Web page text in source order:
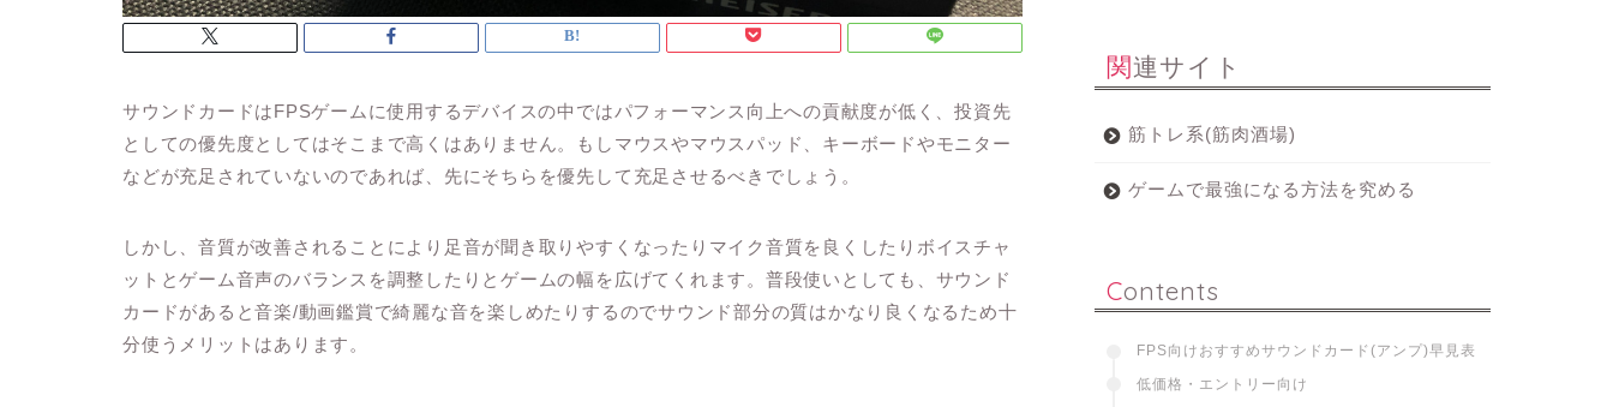
サウンドカードはFPSゲームに使用するデバイスの中ではパフォーマンス向上への貢献度が低く、投資先
としての優先度としてはそこまで高くはありません。もしマウスやマウスパッド、キーボードやモニター
などが充足されていないのであれば、先にそちらを優先して充足させるべきでしょう。
しかし、音質が改善されることにより足音が聞き取りやすくなったりマイク音質を良くしたりボイスチャ
ットとゲーム音声のバランスを調整したりとゲームの幅を広げてくれます。普段使いとしても、サウンド
カードがあると音楽/動画鑑賞で綺麗な音を楽しめたりするのでサウンド部分の質はかなり良くなるため十
分使うメリットはあります。
関連サイト
筋トレ系(筋肉酒場)
ゲームで最強になる方法を究める
Contents
FPS向けおすすめサウンドカード(アンプ)早見表
低価格・エントリー向け